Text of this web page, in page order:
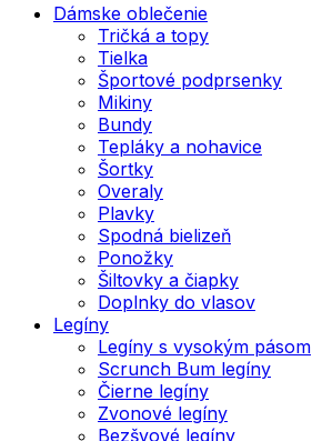
Dámske oblečenie
Tričká a topy
Tielka
Športové podprsenky
Mikiny
Bundy
Tepláky a nohavice
Šortky
Overaly
Plavky
Spodná bielizeň
Ponožky
Šiltovky a čiapky
Doplnky do vlasov
Legíny
Legíny s vysokým pásom
Scrunch Bum legíny
Čierne legíny
Zvonové legíny
Bezšvové legíny